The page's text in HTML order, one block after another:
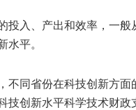
入、产出和效率，一
平。
同省份在科技创新方
技创新水平科学技术财政